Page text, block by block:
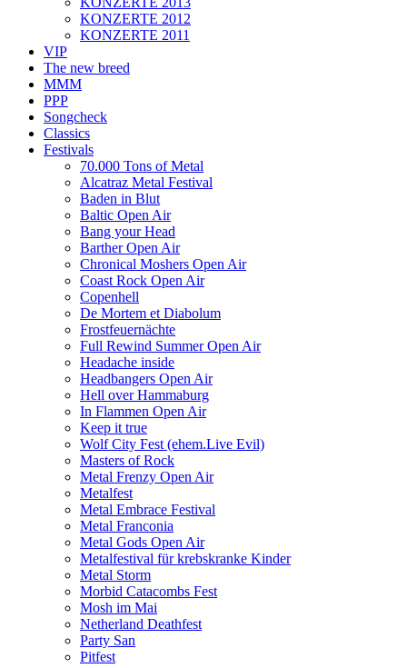
KONZERTE 2012
KONZERTE 2011
VIP
The new breed
MMM
PPP
Songcheck
Classics
Festivals
70.000 Tons of Metal
Alcatraz Metal Festival
Baden in Blut
Baltic Open Air
Bang your Head
Barther Open Air
Chronical Moshers Open Air
Coast Rock Open Air
Copenhell
De Mortem et Diabolum
Frostfeuernächte
Full Rewind Summer Open Air
Headache inside
Headbangers Open Air
Hell over Hammaburg
In Flammen Open Air
Keep it true
Wolf City Fest (ehem.Live Evil)
Masters of Rock
Metal Frenzy Open Air
Metalfest
Metal Embrace Festival
Metal Franconia
Metal Gods Open Air
Metalfestival für krebskranke Kinder
Metal Storm
Morbid Catacombs Fest
Mosh im Mai
Netherland Deathfest
Party San
Pitfest